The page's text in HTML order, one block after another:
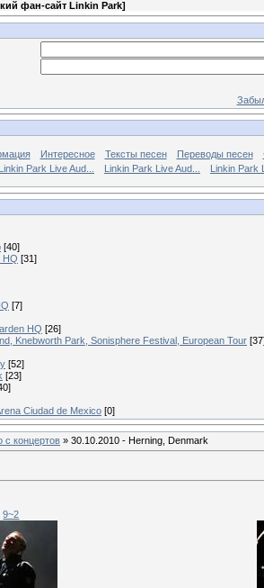
фан-сайт Linkin Park]
Интересное Тексты песен Переводы песен
Linkin Park Live Aud... Linkin Park Live Aud... Linkin Park
[40]
HQ [31]
[7]
HQ [26]
Knebworth Park, Sonisphere Festival, European Tour
[52]
[23]
Ciudad de Mexico [0]
с концертов » 30.10.2010 - Herning, Denmark
9~2